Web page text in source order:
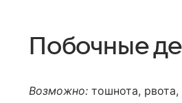
Побочные
Возможно: тошнота,